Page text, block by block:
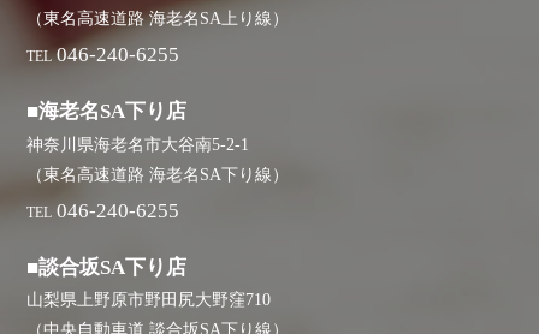
（東名高速道路 海老名SA上り線）
TEL 046-240-6255
■海老名SA下り店
神奈川県海老名市大谷南5-2-1
（東名高速道路 海老名SA下り線）
TEL 046-240-6255
■談合坂SA下り店
山梨県上野原市野田尻大野窪710
（中央自動車道 談合坂SA下り線）